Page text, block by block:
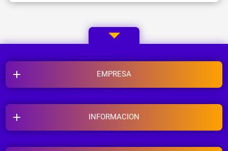
EMPRESA
INFORMACION